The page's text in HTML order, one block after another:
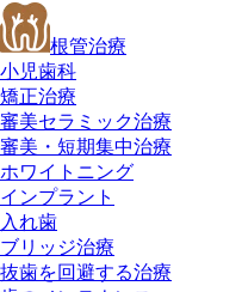
根管治療
小児歯科
矯正治療
審美セラミック治療
審美・短期集中治療
ホワイトニング
インプラント
入れ歯
ブリッジ治療
抜歯を回避する治療